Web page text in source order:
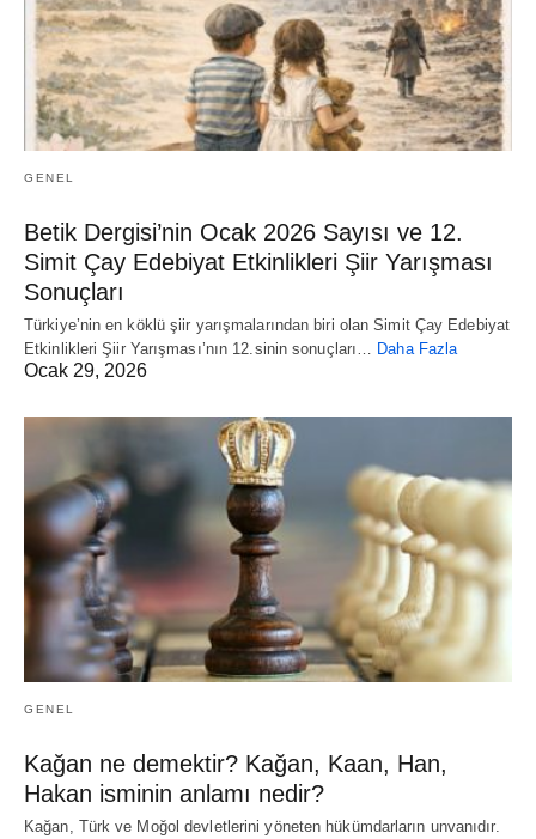
GENEL
Betik Dergisi’nin Ocak 2026 Sayısı ve 12.
Simit Çay Edebiyat Etkinlikleri Şiir Yarışması
Sonuçları
Türkiye’nin en köklü şiir yarışmalarından biri olan Simit Çay Edebiyat
Etkinlikleri Şiir Yarışması’nın 12.sinin sonuçları…
Daha Fazla
Ocak 29, 2026
GENEL
Kağan ne demektir? Kağan, Kaan, Han,
Hakan isminin anlamı nedir?
Kağan, Türk ve Moğol devletlerini yöneten hükümdarların unvanıdır.